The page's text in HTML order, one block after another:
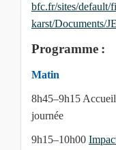
bfc.fr/sites/default/
karst/Documents/
Programme :
Matin
8h45–9h15
journée
9h15–10h00